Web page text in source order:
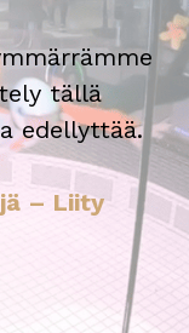
tällä
edellyttää.
– Liity